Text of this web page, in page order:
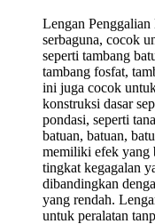
Lengan
serbaguna, cocok
seperti tambang
tambang fosfat,
ini juga cocok
konstruksi dasar
pondasi, seperti
batuan, batuan,
memiliki efek yang
tingkat kegagalan
dibandingkan
yang rendah.
untuk peralatan